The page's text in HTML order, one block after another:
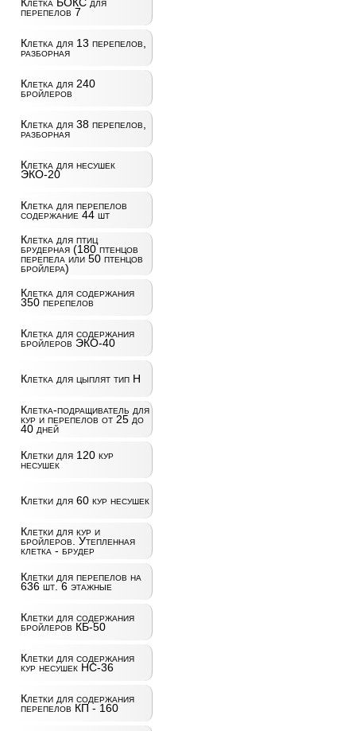
перепелов 7
Клетка для 13 перепелов,
разборная
Клетка для 240
бройлеров
Клетка для 38 перепелов,
разборная
Клетка для несушек
ЭКО-20
Клетка для перепелов
содержание 44 шт
Клетка для птиц
брудерная (180 птенцов
перепела или 50 птенцов
бройлера)
Клетка для содержания
350 перепелов
Клетка для содержания
бройлеров ЭКО-40
Клетка для цыплят тип Н
Клетка-подращиватель для
кур и перепелов от 25 до
40 дней
Клетки для 120 кур
несушек
Клетки для 60 кур несушек
Клетки для кур и
бройлеров. Утепленная
клетка - брудер
Клетки для перепелов на
636 шт. 6 этажные
Клетки для содержания
бройлеров КБ-50
Клетки для содержания
кур несушек НС-36
Клетки для содержания
перепелов КП - 160